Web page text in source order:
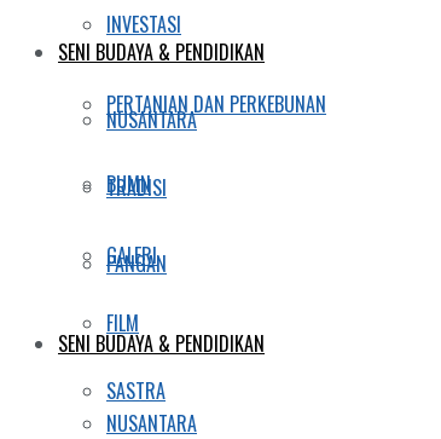
SENI BUDAYA & PENDIDIKAN
NUSANTARA
TRADISI
GALERI
FILM
SASTRA
INVESTASI
PERTANIAN DAN PERKEBUNAN
BUMN
PANGAN
SENI BUDAYA & PENDIDIKAN
NUSANTARA